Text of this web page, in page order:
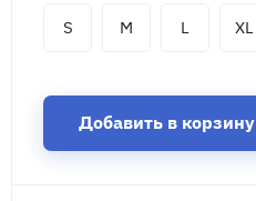
S M L XL
Добавить в корзину